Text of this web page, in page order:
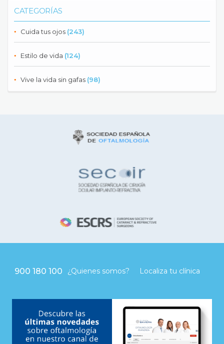
CATEGORÍAS
Cuida tus ojos (243)
Estilo de vida (124)
Vive la vida sin gafas (98)
900 180 100 ¿Quienes somos? Localiza tu clínica